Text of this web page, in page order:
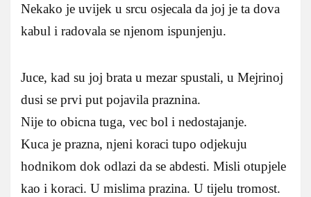
Nekako je uvijek u srcu osjecala da joj je ta dova
kabul i radovala se njenom ispunjenju.
Juce, kad su joj brata u mezar spustali, u Mejrinoj
dusi se prvi put pojavila praznina.
Nije to obicna tuga, vec bol i nedostajanje.
Kuca je prazna, njeni koraci tupo odjekuju
hodnikom dok odlazi da se abdesti. Misli otupjele
kao i koraci. U mislima prazina. U tijelu tromost.